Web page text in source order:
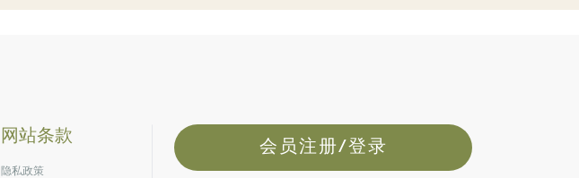
网站条款
隐私政策
会员注册/登录